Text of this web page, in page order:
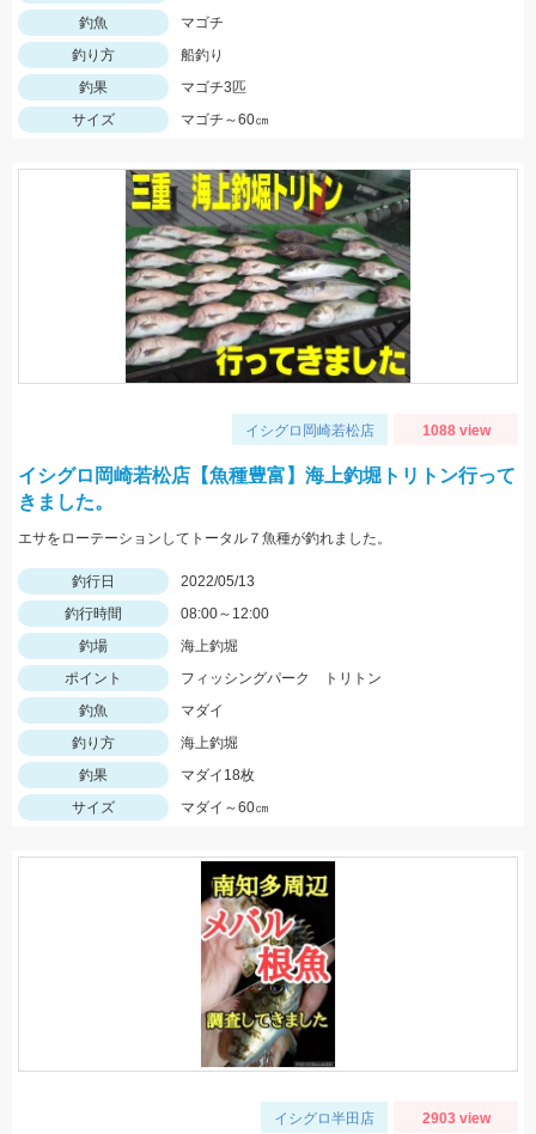
釣魚
マゴチ
釣り方
船釣り
釣果
マゴチ3匹
サイズ
マゴチ～60㎝
イシグロ岡崎若松店 1088 view
イシグロ岡崎若松店【魚種豊富】海上釣堀トリトン行って
きました。
エサをローテーションしてトータル７魚種が釣れました。
釣行日
2022/05/13
釣行時間
08:00～12:00
釣場
海上釣堀
ポイント
フィッシングパーク トリトン
釣魚
マダイ
釣り方
海上釣堀
釣果
マダイ18枚
サイズ
マダイ～60㎝
イシグロ半田店 2903 view